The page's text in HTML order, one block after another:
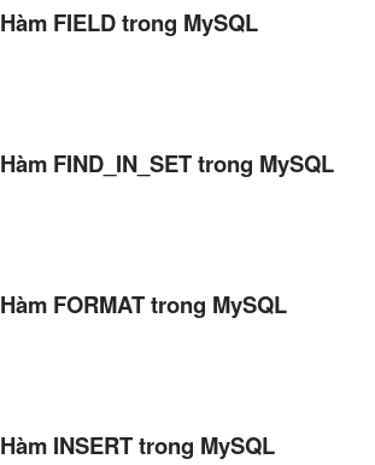
Hàm FIELD trong MySQL
Hàm FIND_IN_SET trong MySQL
Hàm FORMAT trong MySQL
Hàm INSERT trong MySQL